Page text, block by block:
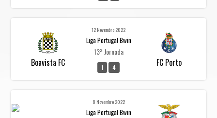
Boavista FC
12 Novembro 2022
Liga Portugal Bwin
13ª Jornada
1 4 FC Porto
8 Novembro 2022
Liga Portugal Bwin